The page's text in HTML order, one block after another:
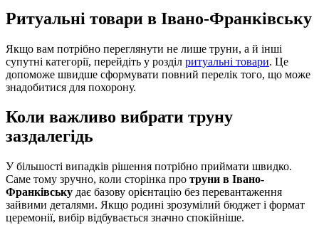
Ритуальні товари в Івано-Франківську
Якщо вам потрібно переглянути не лише труни, а й інші
супутні категорії, перейдіть у розділ ритуальні товари. Це
допоможе швидше сформувати повний перелік того, що може
знадобитися для похорону.
Коли важливо вибрати труну
заздалегідь
У більшості випадків рішення потрібно приймати швидко.
Саме тому зручно, коли сторінка про труни в Івано-
Франківську дає базову орієнтацію без перевантаження
зайвими деталями. Якщо родині зрозумілий бюджет і формат
церемонії, вибір відбувається значно спокійніше.